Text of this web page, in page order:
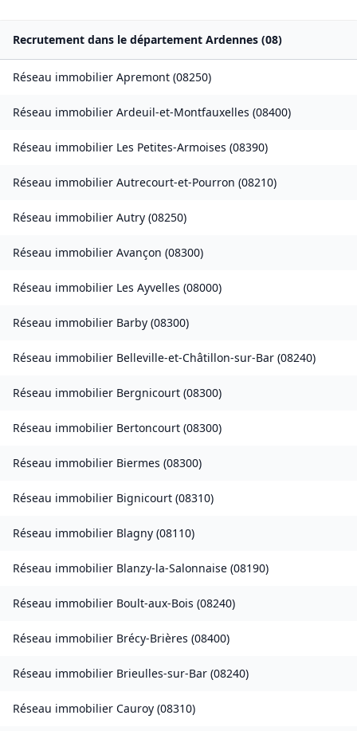
Recrutement dans le département Ardennes (08)
Réseau immobilier Apremont (08250)
Réseau immobilier Ardeuil-et-Montfauxelles (08400)
Réseau immobilier Les Petites-Armoises (08390)
Réseau immobilier Autrecourt-et-Pourron (08210)
Réseau immobilier Autry (08250)
Réseau immobilier Avançon (08300)
Réseau immobilier Les Ayvelles (08000)
Réseau immobilier Barby (08300)
Réseau immobilier Belleville-et-Châtillon-sur-Bar (08240)
Réseau immobilier Bergnicourt (08300)
Réseau immobilier Bertoncourt (08300)
Réseau immobilier Biermes (08300)
Réseau immobilier Bignicourt (08310)
Réseau immobilier Blagny (08110)
Réseau immobilier Blanzy-la-Salonnaise (08190)
Réseau immobilier Boult-aux-Bois (08240)
Réseau immobilier Brécy-Brières (08400)
Réseau immobilier Brieulles-sur-Bar (08240)
Réseau immobilier Cauroy (08310)